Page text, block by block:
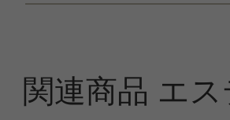
関連商品 エ